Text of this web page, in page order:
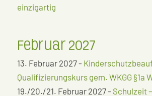
einzigartig
Februar 2027
13. Februar 2027 -
Qualifizierungskurs gem. WKGG §1a
19./20./21. Februar 2027 - Schulzeit